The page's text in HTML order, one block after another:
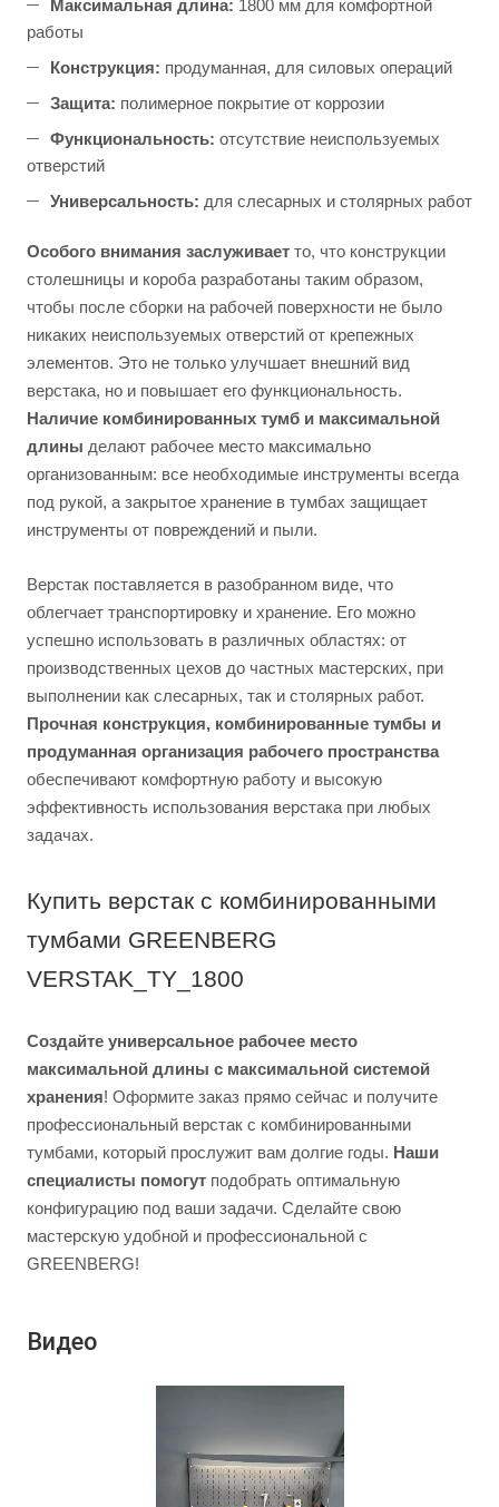
Максимальная длина: 1800 мм для комфортной
работы
Конструкция: продуманная, для силовых операций
Защита: полимерное покрытие от коррозии
Функциональность: отсутствие неиспользуемых
отверстий
Универсальность: для слесарных и столярных работ
Особого внимания заслуживает то, что конструкции
столешницы и короба разработаны таким образом,
чтобы после сборки на рабочей поверхности не было
никаких неиспользуемых отверстий от крепежных
элементов. Это не только улучшает внешний вид
верстака, но и повышает его функциональность.
Наличие комбинированных тумб и максимальной
длины делают рабочее место максимально
организованным: все необходимые инструменты всегда
под рукой, а закрытое хранение в тумбах защищает
инструменты от повреждений и пыли.
Верстак поставляется в разобранном виде, что
облегчает транспортировку и хранение. Его можно
успешно использовать в различных областях: от
производственных цехов до частных мастерских, при
выполнении как слесарных, так и столярных работ.
Прочная конструкция, комбинированные тумбы и
продуманная организация рабочего пространства
обеспечивают комфортную работу и высокую
эффективность использования верстака при любых
задачах.
Купить верстак с комбинированными
тумбами GREENBERG
VERSTAK_TY_1800
Создайте универсальное рабочее место
максимальной длины с максимальной системой
хранения! Оформите заказ прямо сейчас и получите
профессиональный верстак с комбинированными
тумбами, который прослужит вам долгие годы. Наши
специалисты помогут подобрать оптимальную
конфигурацию под ваши задачи. Сделайте свою
мастерскую удобной и профессиональной с
GREENBERG!
Видео